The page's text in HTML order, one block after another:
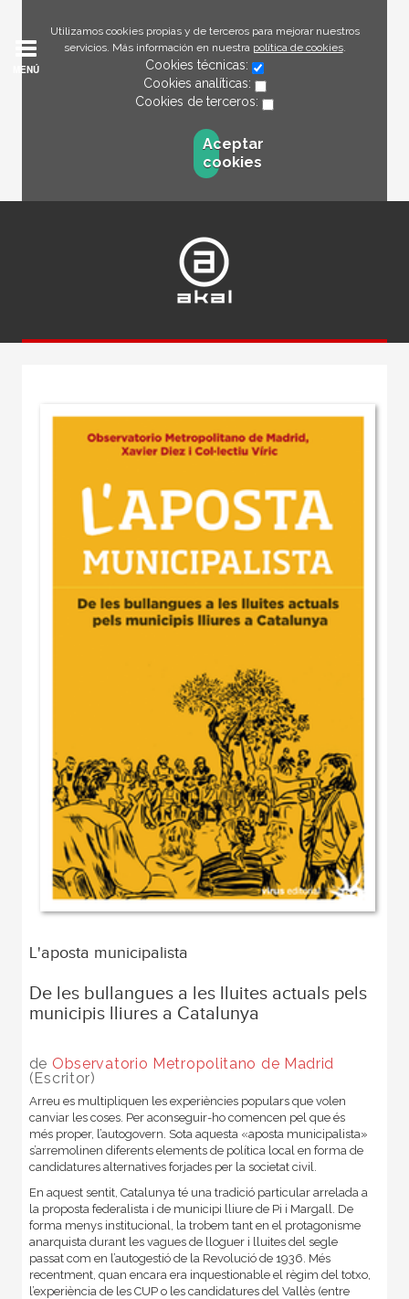
Utilizamos cookies propias y de terceros para mejorar nuestros
servicios. Más información en nuestra política de cookies.
Cookies técnicas:
Cookies analíticas:
Cookies de terceros:
Aceptar
cookies
MENÚ
L'aposta municipalista
De les bullangues a les lluites actuals pels
municipis lliures a Catalunya
de Observatorio Metropolitano de Madrid
(Escritor)
Arreu es multipliquen les experiències populars que volen
canviar les coses. Per aconseguir-ho comencen pel que és
més proper, l’autogovern. Sota aquesta «aposta municipalista»
s’arremolinen diferents elements de política local en forma de
candidatures alternatives forjades per la societat civil.
En aquest sentit, Catalunya té una tradició particular arrelada a
la proposta federalista i de municipi lliure de Pi i Margall. De
forma menys institucional, la trobem tant en el protagonisme
anarquista durant les vagues de lloguer i lluites del segle
passat com en l’autogestió de la Revolució de 1936. Més
recentment, quan encara era inquestionable el règim del totxo,
l’experiència de les CUP o les candidatures del Vallès (entre